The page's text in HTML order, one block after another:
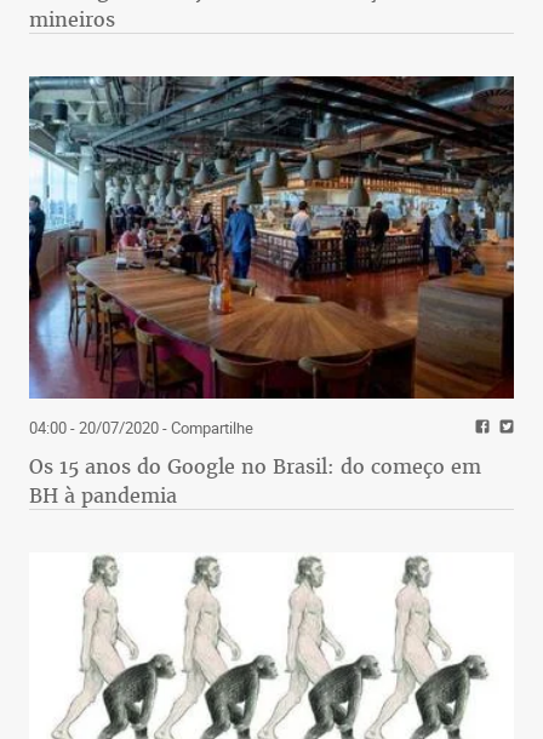
mineiros
04:00 - 20/07/2020- Compartilhe
Os 15 anos do Google no Brasil: do começo em
BH à pandemia